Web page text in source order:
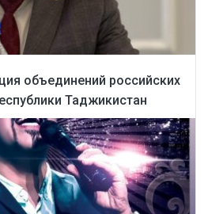
объединений российских
Таджикистан